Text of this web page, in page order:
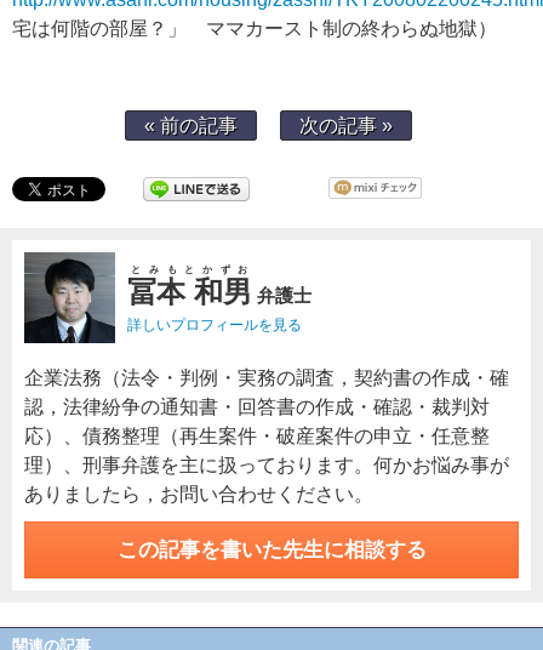
宅は何階の部屋？」 ママカースト制の終わらぬ地獄）
« 前の記事 次の記事 »
冨本 和男
とみもとかずお
弁護士
詳しいプロフィールを見る
企業法務（法令・判例・実務の調査，契約書の作成・確
認，法律紛争の通知書・回答書の作成・確認・裁判対
応）、債務整理（再生案件・破産案件の申立・任意整
理）、刑事弁護を主に扱っております。何かお悩み事が
ありましたら，お問い合わせください。
この記事を書いた先生に相談する
関連の記事